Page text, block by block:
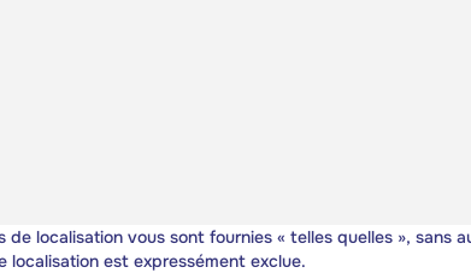
de localisation vous sont fournies « telles quelles », sans
est expressément exclue.